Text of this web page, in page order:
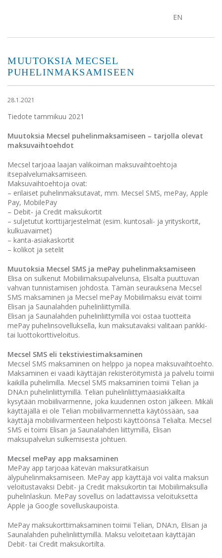
EN
MUUTOKSIA MECSEL
PUHELINMAKSAMISEEN
28.1.2021
Tiedote tammikuu 2021
Muutoksia Mecsel puhelinmaksamiseen – tarjolla olevat
maksuvaihtoehdot
Mecsel tarjoaa laajan valikoiman maksuvaihtoehtoja
itsepalvelumaksamiseen.
Maksuvaihtoehtoja ovat:
– erilaiset puhelinmaksutavat, mm. Mecsel SMS, mePay, Apple
Pay, MobilePay
– Debit- ja Credit maksukortit
– suljetutut korttijärjestelmät (esim. kuntosali- ja yrityskortit,
kulkuavaimet)
– kanta-asiakaskortit
– kolikot ja setelit
Muutoksia Mecsel SMS ja mePay puhelinmaksamiseen
Elisa on sulkenut Mobiilimaksupalvelunsa, Elisalta puuttuvan
vahvan tunnistamisen johdosta. Tämän seurauksena Mecsel
SMS maksaminen ja Mecsel mePay Mobiilimaksu eivät toimi
Elisan ja Saunalahden puhelinliittymillä.
Elisan ja Saunalahden puhelinliittymillä voi ostaa tuotteita
mePay puhelinsovelluksella, kun maksutavaksi valitaan pankki-
tai luottokorttiveloitus.
Mecsel SMS eli tekstiviestimaksaminen
Mecsel SMS maksaminen on helppo ja nopea maksuvaihtoehto.
Maksaminen ei vaadi käyttäjän rekisteröitymistä ja palvelu toimii
kaikilla puhelimilla. Mecsel SMS maksaminen toimii Telian ja
DNA:n puhelinliittymillä. Telian puhelinliittymäasiakkailta
kysytään mobiilivarmenne, joka kuudennen oston jälkeen. Mikäli
käyttäjällä ei ole Telian mobiilivarmennetta käytössään, saa
käyttäjä mobiilivarmenteen helposti käyttöönsä Telialta. Mecsel
SMS ei toimi Elisan ja Saunalahden liittymillä, Elisan
maksupalvelun sulkemisesta johtuen.
Mecsel mePay app maksaminen
MePay app tarjoaa kätevän maksuratkaisun
älypuhelinmaksamiseen. MePay app käyttäjä voi valita maksun
veloitustavaksi Debit- ja Credit maksukortin tai Mobiilimaksulla
puhelinlaskun. MePay sovellus on ladattavissa veloituksetta
Apple ja Google sovelluskaupoista.
MePay maksukorttimaksaminen toimii Telian, DNA:n, Elisan ja
Saunalahden puhelinliittymillä. Maksu veloitetaan käyttäjän
Debit- tai Credit maksukortilta.